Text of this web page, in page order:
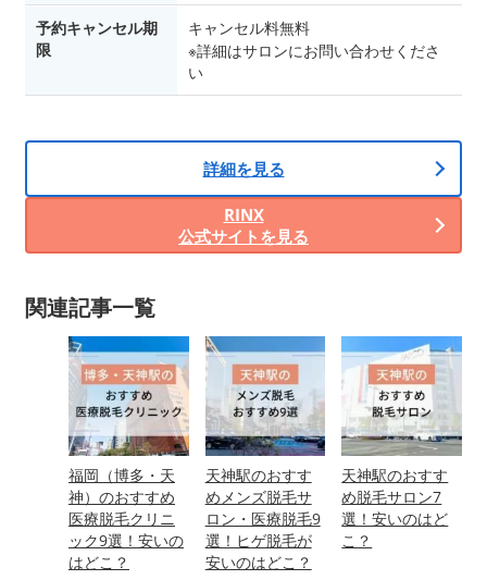
予約キャンセル期
限
キャンセル料無料
※詳細はサロンにお問い合わせくださ
い
詳細を見る
RINX
公式サイトを見る
関連記事一覧
福岡（博多・天
神）のおすすめ
医療脱毛クリニ
ック9選！安いの
はどこ？
天神駅のおすす
めメンズ脱毛サ
ロン・医療脱毛9
選！ヒゲ脱毛が
安いのはどこ？
天神駅のおすす
め脱毛サロン7
選！安いのはど
こ？